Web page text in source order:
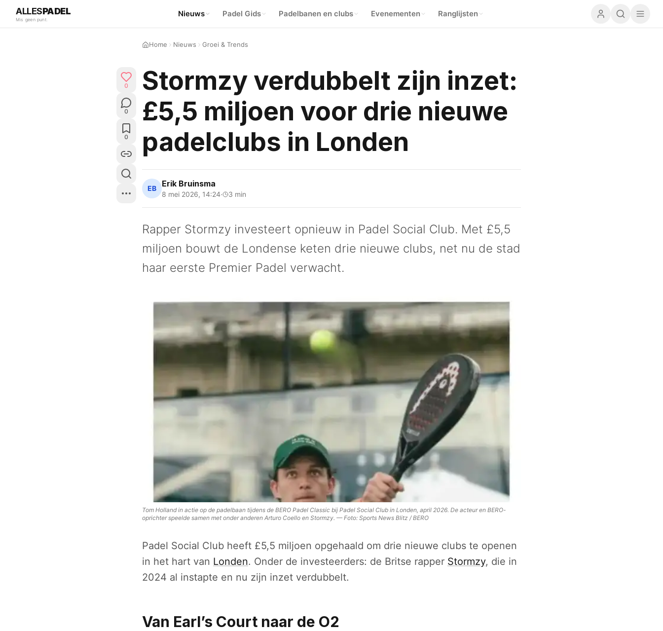
ALLESPADEL
Mis geen punt.
Nieuws Padel Gids Padelbanen en clubs Evenementen Ranglijsten
0
0
0
Home Nieuws Groei & Trends
Stormzy verdubbelt zijn inzet:
£5,5 miljoen voor drie nieuwe
padelclubs in Londen
EB Erik Bruinsma
8 mei 2026, 14:24· 3 min
Rapper Stormzy investeert opnieuw in Padel Social Club. Met £5,5
miljoen bouwt de Londense keten drie nieuwe clubs, net nu de stad
haar eerste Premier Padel verwacht.
Tom Holland in actie op de padelbaan tijdens de BERO Padel Classic bij Padel Social Club in Londen, april 2026. De acteur en BERO-
oprichter speelde samen met onder anderen Arturo Coello en Stormzy. — Foto: Sports News Blitz / BERO
Padel Social Club heeft £5,5 miljoen opgehaald om drie nieuwe clubs te openen
in het hart van Londen. Onder de investeerders: de Britse rapper Stormzy, die in
2024 al instapte en nu zijn inzet verdubbelt.
Van Earl’s Court naar de O2